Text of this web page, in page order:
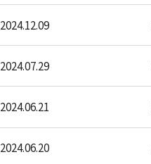
2024.12.09
2024.07.29
2024.06.21
2024.06.20